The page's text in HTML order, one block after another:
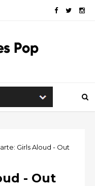
Girls Aloud - Out
- Out